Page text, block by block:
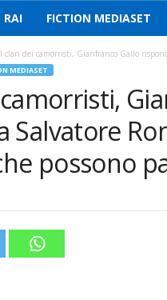
RAI FICTION MEDIASET
clan dei camorristi, Gianfranco Gallo
MEDIASET
Salvatore
possono